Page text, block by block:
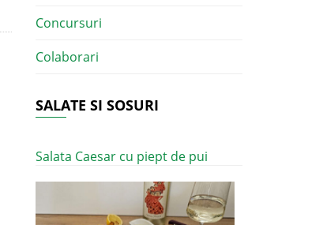
Concursuri
Colaborari
SALATE SI SOSURI
Salata Caesar cu piept de pui